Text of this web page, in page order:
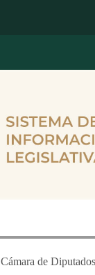
Cámara de Diputados